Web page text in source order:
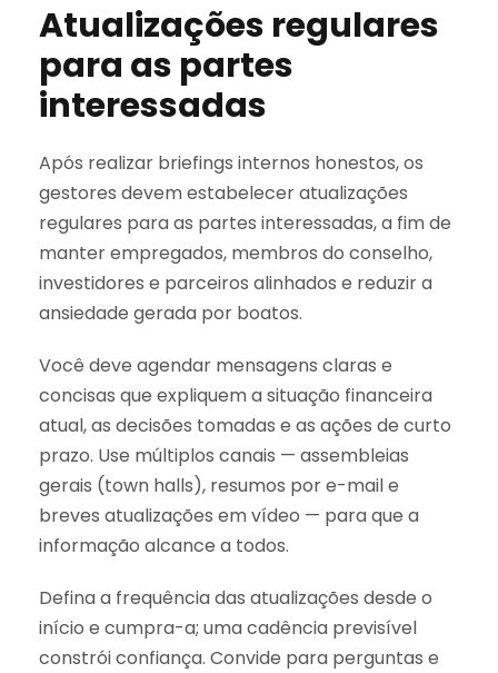
Atualizações regulares
para as partes
interessadas
Após realizar briefings internos honestos, os
gestores devem estabelecer atualizações
regulares para as partes interessadas, a fim de
manter empregados, membros do conselho,
investidores e parceiros alinhados e reduzir a
ansiedade gerada por boatos.
Você deve agendar mensagens claras e
concisas que expliquem a situação financeira
atual, as decisões tomadas e as ações de curto
prazo. Use múltiplos canais — assembleias
gerais (town halls), resumos por e-mail e
breves atualizações em vídeo — para que a
informação alcance a todos.
Defina a frequência das atualizações desde o
início e cumpra-a; uma cadência previsível
constrói confiança. Convide para perguntas e